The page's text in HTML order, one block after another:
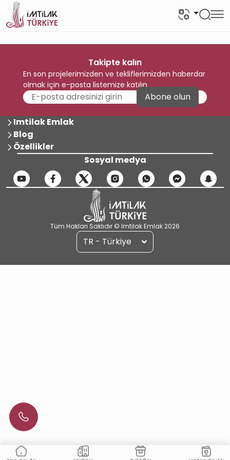
Takipte kalın
En son projelerimizden ve tekliflerimizden haberdar
olmak için e-posta listemize katılın
Abone olun
Imtilak Emlak
Blog
Özellikler
Sosyal medya
Tüm Hakları Saklıdır © Imtilak Emlak 2026
TR - Türkiye